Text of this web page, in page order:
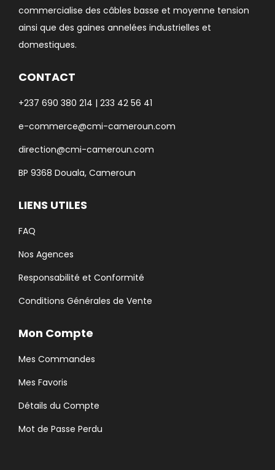
commercialise des câbles basse et moyenne tension
ainsi que des gaines annelées industrielles et
domestiques.
CONTACT
+237 690 380 214 | 233 42 56 41
e-commerce@cmi-cameroun.com
direction@cmi-cameroun.com
BP 9368 Douala, Cameroun
LIENS UTILES
FAQ
Nos Agences
Responsabilité et Conformité
Conditions Générales de Vente
Mon Compte
Mes Commandes
Mes Favoris
Détails du Compte
Mot de Passe Perdu